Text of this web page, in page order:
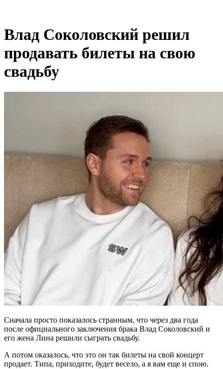
Влад Соколовский решил
продавать билеты на свою
свадьбу
Сначала просто показалось странным, что через два года
после официального заключения брака Влад Соколовский и
его жена Лина решили сыграть свадьбу.
А потом оказалось, что это он так билеты на свой концерт
продает. Типа, приходите, будет весело, а я вам еще и спою.